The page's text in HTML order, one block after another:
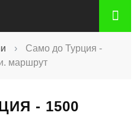
›
Само до Турция -
маршрут
- 1500